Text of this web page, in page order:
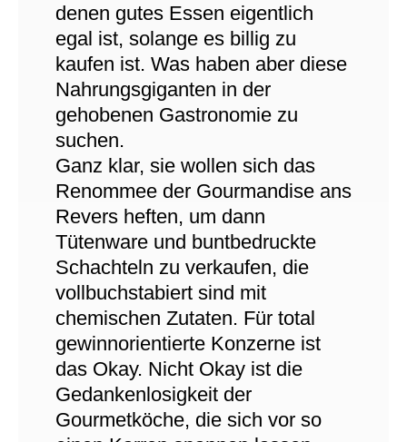
denen gutes Essen eigentlich
egal ist, solange es billig zu
kaufen ist. Was haben aber diese
Nahrungsgiganten in der
gehobenen Gastronomie zu
suchen.
Ganz klar, sie wollen sich das
Renommee der Gourmandise ans
Revers heften, um dann
Tütenware und buntbedruckte
Schachteln zu verkaufen, die
vollbuchstabiert sind mit
chemischen Zutaten. Für total
gewinnorientierte Konzerne ist
das Okay. Nicht Okay ist die
Gedankenlosigkeit der
Gourmetköche, die sich vor so